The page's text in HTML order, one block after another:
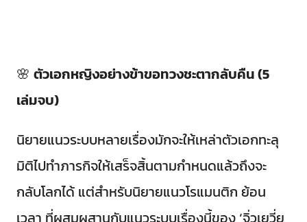
🌸 ตัวเอกหญิงอย่างข้าขอทวงชะตากลับคืน (5
เล่มจบ)
นิยายแนวระบบหลายเรื่องมักจะให้เหล่าตัวเอกทะลุ
มิติไปทำภารกิจให้เสร็จสิ้นตามกำหนดแล้วถึงจะ
กลับโลกได้ แต่สำหรับนิยายแนวโรแมนติก ย้อน